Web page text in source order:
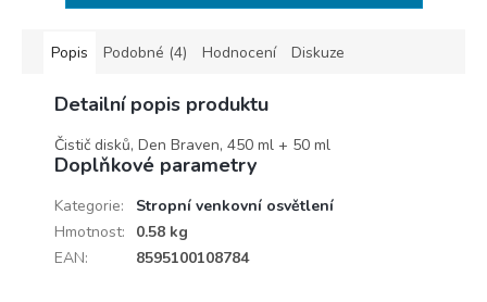
Popis Podobné (4) Hodnocení Diskuze
Detailní popis produktu
Čistič disků, Den Braven, 450 ml + 50 ml
Doplňkové parametry
Kategorie:
Stropní venkovní osvětlení
Hmotnost:
0.58 kg
EAN: 8595100108784